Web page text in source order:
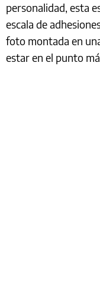
personalidad, esta
escala de
foto montada en
estar en el punto